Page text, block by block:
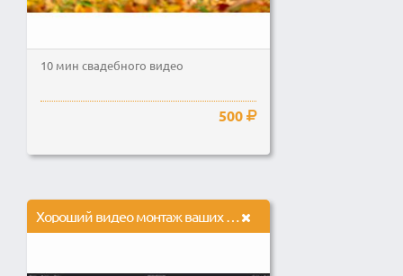
10 мин свадебного видео
500
Хороший видео монтаж ваших видео, и цветокоррекция